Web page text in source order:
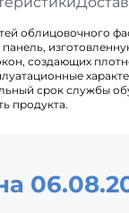
облицовочного
панель,
создающих
срок службы
продукта.